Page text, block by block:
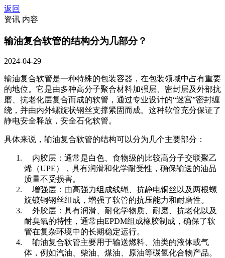
返回
资讯 内容
输油复合软管的结构分为几部分？
2024-04-29
输油复合软管是一种特殊的包装容器，在包装领域中占有重要
的地位。它是由多种高分子聚合材料加强层、密封层及外部抗
磨、抗老化层复合而成的软管，通过专业设计的“迷宫”密封缠
绕，并由内外螺旋状钢丝支撑紧固而成。这种软管充分保证了
静电安全释放，安全石化软管。
具体来说，输油复合软管的结构可以分为几个主要部分：
内胶层：通常是白色、食物级的比较高分子交联聚乙
烯（UPE），具有润滑和化学耐受性，确保输送的油品
质量不受损害。
增强层：由高强力组成线绳、抗静电铜丝以及两根螺
旋镀铜钢丝组成，增强了软管的抗压能力和耐磨性。
外胶层：具有润滑、耐化学物质、耐磨、抗老化以及
耐臭氧的特性，通常由EPDM组成橡胶制成，确保了软
管在复杂环境中的长期稳定运行。
输油复合软管主要用于输送燃料、油类的液体或气
体，例如汽油、柴油、煤油、原油等碳氢化合物产品。